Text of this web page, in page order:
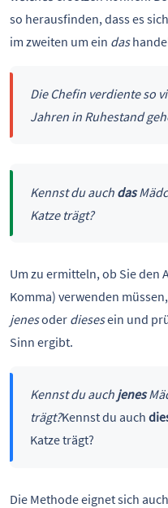
so herausfinden, dass es
im zweiten um ein das
Die Chefin verdiente so
Jahren in Ruhestand
Kennst du auch das
Katze trägt?
Um zu ermitteln, ob Sie den
Komma) verwenden
jenesoder diesesein und
Sinn ergibt.
Kennst du auch jenes
trägt?Kennst du auch
Katze trägt?
Die Methode eignet sich